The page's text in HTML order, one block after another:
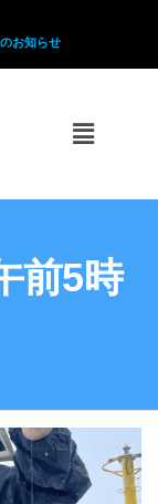
お知らせ
前5時